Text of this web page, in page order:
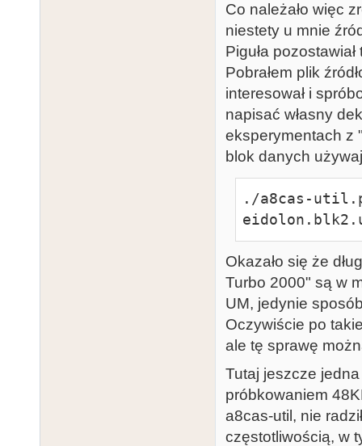
Co należało więc
niestety u mnie
Piguła
Pobrałem plik
interesował i
napisać własny
eksperymentach z
blok danych
./a8cas-
Okazało się że
Turbo 2000" są w
UM, jedynie
Oczywiście po
ale tę sprawę
Tutaj jeszcze
próbkowaniem
a8cas-util, nie
częstotliwością, w